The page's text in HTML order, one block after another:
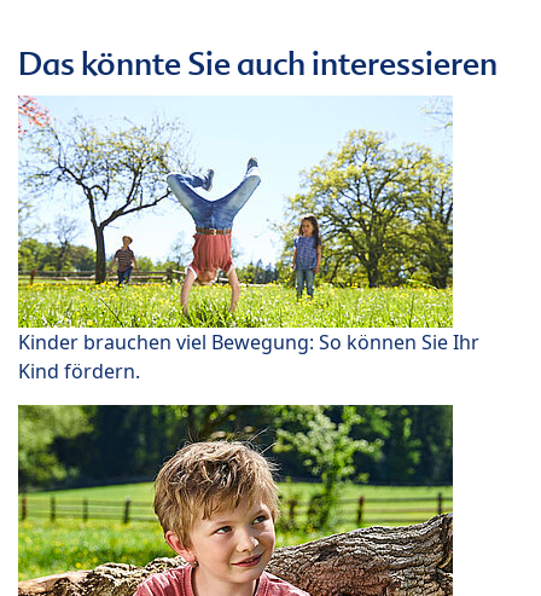
Das könnte Sie auch interessieren
Kinder brauchen viel Bewegung: So können Sie Ihr
Kind fördern.